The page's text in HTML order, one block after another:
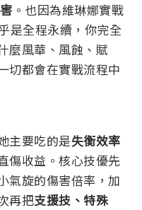
。 也因為維琳娜實戰
是全程永續，你完全
麼風華、風蝕、賦
切都會在實戰流程中
主要吃的是失衡效率
傷收益。核心技優先
氣旋的傷害倍率，加
再把支援技、特殊